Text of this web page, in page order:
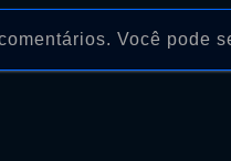
Você pode